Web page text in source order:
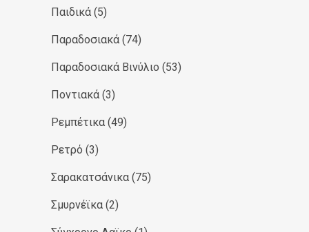
Παιδικά (5)
Παραδοσιακά (74)
Παραδοσιακά Βινύλιο (53)
Ποντιακά (3)
Ρεμπέτικα (49)
Ρετρό (3)
Σαρακατσάνικα (75)
Σμυρνέϊκα (2)